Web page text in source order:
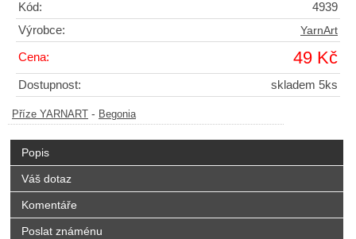
Kód:
4939
Výrobce:
YarnArt
Cena: 49 Kč
Dostupnost: skladem 5ks
Příze YARNART - Begonia
Popis
Váš dotaz
Komentáře
Poslat známénu